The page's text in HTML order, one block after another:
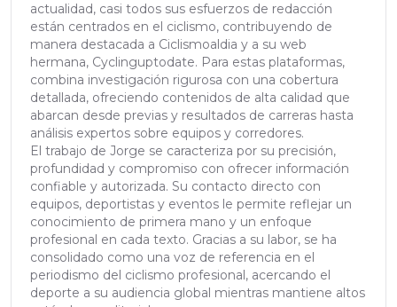
actualidad, casi todos sus esfuerzos de redacción
están centrados en el ciclismo, contribuyendo de
manera destacada a Ciclismoaldia y a su web
hermana, Cyclinguptodate. Para estas plataformas,
combina investigación rigurosa con una cobertura
detallada, ofreciendo contenidos de alta calidad que
abarcan desde previas y resultados de carreras hasta
análisis expertos sobre equipos y corredores.
El trabajo de Jorge se caracteriza por su precisión,
profundidad y compromiso con ofrecer información
confiable y autorizada. Su contacto directo con
equipos, deportistas y eventos le permite reflejar un
conocimiento de primera mano y un enfoque
profesional en cada texto. Gracias a su labor, se ha
consolidado como una voz de referencia en el
periodismo del ciclismo profesional, acercando el
deporte a su audiencia global mientras mantiene altos